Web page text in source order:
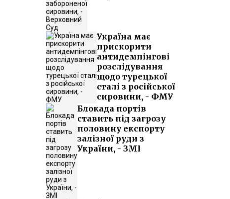
Україна має
прискорити
антидемпінгові
розслідування
щодо турецької
сталі з російської
сировини, - ФМУ
Блокада портів
ставить під загрозу
половину експорту
залізної руди з
України, - ЗМІ